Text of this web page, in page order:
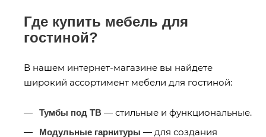
Где купить мебель для
гостиной?
В нашем интернет-магазине вы найдете
широкий ассортимент мебели для гостиной:
Тумбы под ТВ — стильные и функциональные.
Модульные гарнитуры — для создания